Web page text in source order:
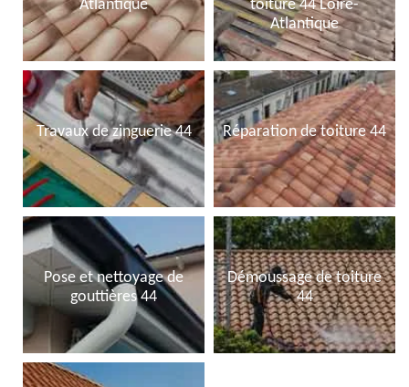
Atlantique
toiture 44 Loire-
Atlantique
Travaux de zinguerie 44 Réparation de toiture 44
Pose et nettoyage de
gouttières 44
Démoussage de toiture
44